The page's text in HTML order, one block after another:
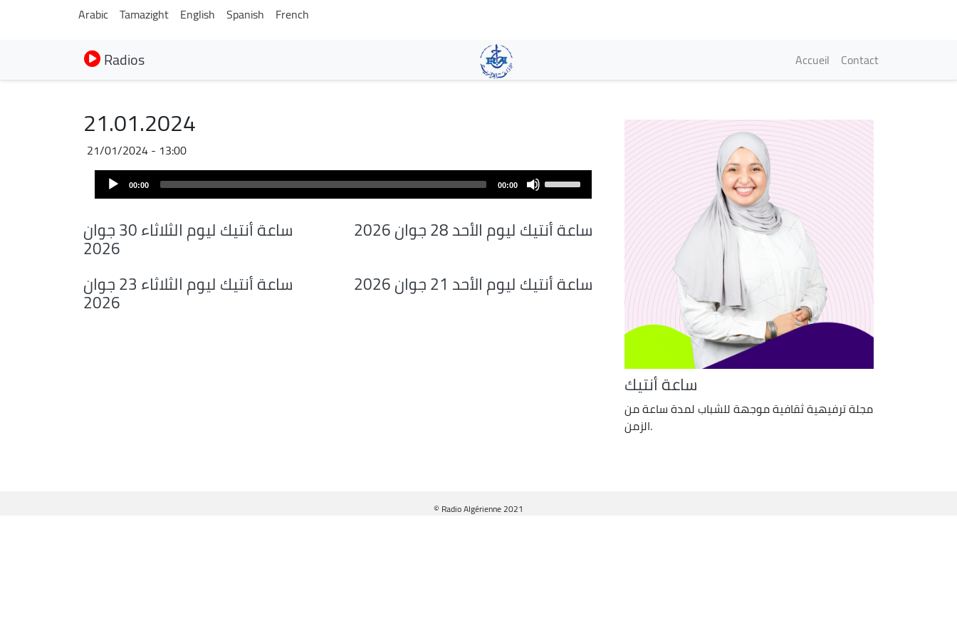
contenu
principal
Arabic Tamazight English Spanish French
Radios Navigation
Accueil Contact
21.01.2024
21/01/2024 - 13:00
Audio
Player 00:00 00:00
keys
or
ساعة أنتيك ليوم الثلاثاء 30 جوان
2026
ساعة أنتيك ليوم الأحد 28 جوان 2026
ساعة أنتيك ليوم الثلاثاء 23 جوان
2026
ساعة أنتيك ليوم الأحد 21 جوان 2026
ساعة أنتيك
مجلة ترفيهية ثقافية موجهة للشباب لمدة ساعة من
الزمن.
© Radio Algérienne 2021